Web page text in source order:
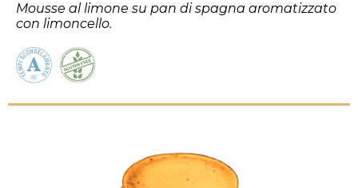
Mousse al limone su pan di spagna aromatizzato
con limoncello.